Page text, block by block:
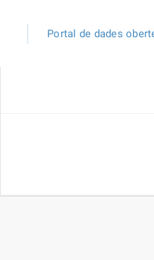
Portal de dades